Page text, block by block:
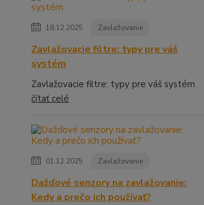
18.12.2025 Zavlažovanie
Zavlažovacie filtre: typy pre váš
systém
Zavlažovacie filtre: typy pre váš systém
čítať celé
01.12.2025 Zavlažovanie
Dažďové senzory na zavlažovanie:
Kedy a prečo ich používať?